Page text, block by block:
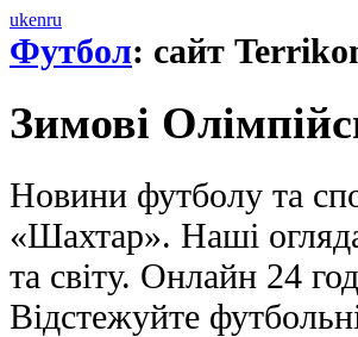
ukenru
Футбол: сайт
Зимові
Новини футболу та
«Шахтар». Наші
та світу. Онлайн 24
Відстежуйте